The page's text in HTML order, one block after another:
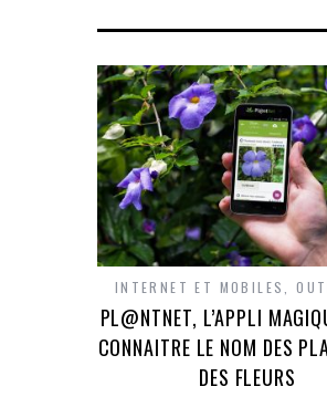
INTERNET ET MOBILES ,
PL@NTNET, L’APPLI
CONNAITRE LE NOM DES
DES FLEURS